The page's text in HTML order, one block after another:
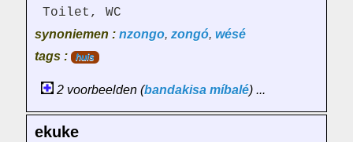
Toilet, WC
synoniemen : nzongo, zongó, wésé
tags :
huis
2 voorbeelden (bandakisa míbalé) ...
ekuke